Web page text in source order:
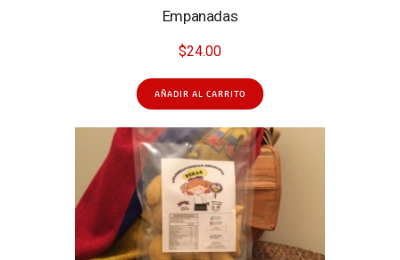
Empanadas
$24.00
AÑADIR AL CARRITO